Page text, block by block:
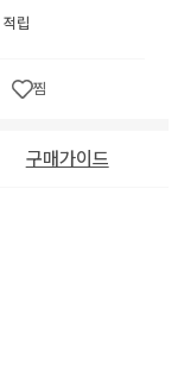
적립
찜
구매가이드